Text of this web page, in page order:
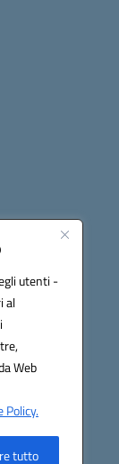
utenti -
al
Web
Policy.
tutto